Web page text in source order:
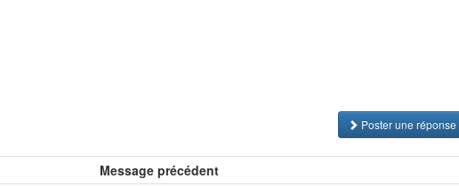
Poster une réponse
Message précédent